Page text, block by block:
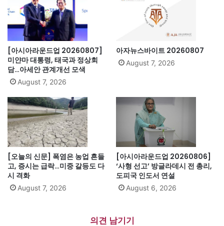
[아시아라운드업 20260807]
미얀마 대통령, 태국과 정상회
담…아세안 관계개선 모색
August 7, 2026
아자뉴스바이트 20260807
August 7, 2026
[오늘의 신문] 폭염은 농업 흔들
고, 증시는 급락…미중 갈등도 다
시 격화
August 7, 2026
[아시아라운드업 20260806]
‘사형 선고’ 방글라데시 전 총리,
도피국 인도서 연설
August 6, 2026
의견 남기기